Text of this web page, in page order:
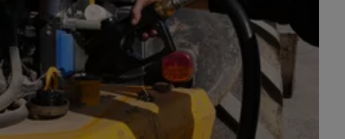
de moissonneuses-
cours des 10 dernière années